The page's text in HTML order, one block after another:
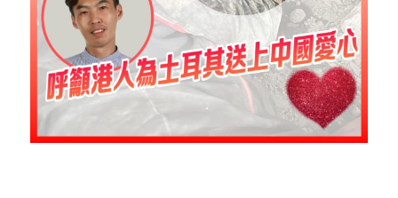
反華推手起底
美西霸凌內幕
美西極權主義
屈穎妍專欄
朱庭萱專欄
莫綺琪專欄
醫院口岸爆炸案
屠龍小隊案
黎智英案審訊
生活
吃喝玩指南
休閒好介紹
關於我們